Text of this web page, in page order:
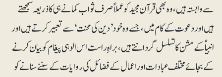
سے وابستہ ہیں، وہ بھی قرآن مجید کو عملاً صرف ثواب کمانے ہی کا ذریعہ سمجھتے
ہیں اور دعوت کے کام میں، جسے وہ خود ’دین کی محنت‘ سے تعبیر کرتے ہیں اور
انبیاؑ کے مشن کا تسلسل گردانتے ہیں، براہِ راست اس الوہی پیغام کو بیان کرنے
کے بجائے مختلف عبادات اور اعمال کے فضائل کی روایات کے سننے سنانے کو